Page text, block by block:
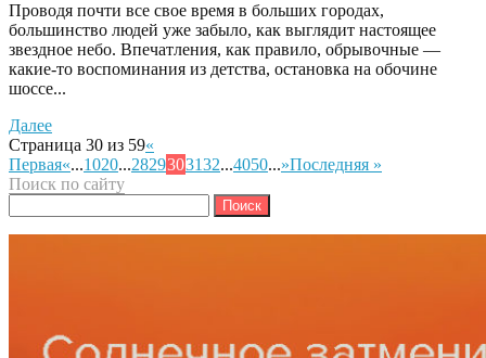
Проводя почти все свое время в больших городах,
большинство людей уже забыло, как выглядит настоящее
звездное небо. Впечатления, как правило, обрывочные —
какие-то воспоминания из детства, остановка на обочине
шоссе...
Далее
Страница 30 из 59«
Первая«...1020...2829303132...4050...»Последняя »
Поиск по сайту